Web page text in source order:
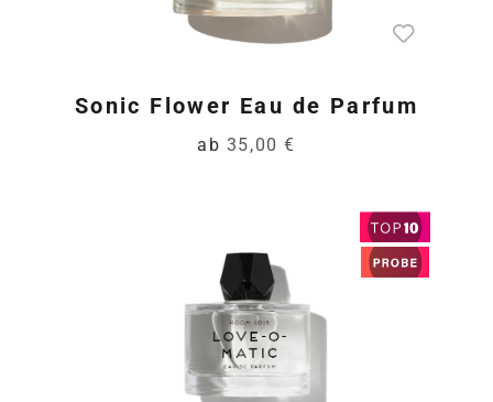
Sonic Flower Eau de Parfum
ab 35,00 €